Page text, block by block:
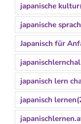
japanische kultur
japanische
Japanisch für
japanisch lern
japanisch lernen